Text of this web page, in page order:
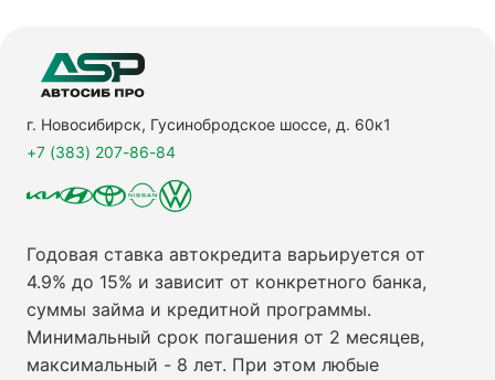
г. Новосибирск, Гусинобродское шоссе, д. 60к1
+7 (383) 207-86-84
Годовая ставка автокредита варьируется от
4.9% до 15% и зависит от конкретного банка,
суммы займа и кредитной программы.
Минимальный срок погашения от 2 месяцев,
максимальный - 8 лет. При этом любые